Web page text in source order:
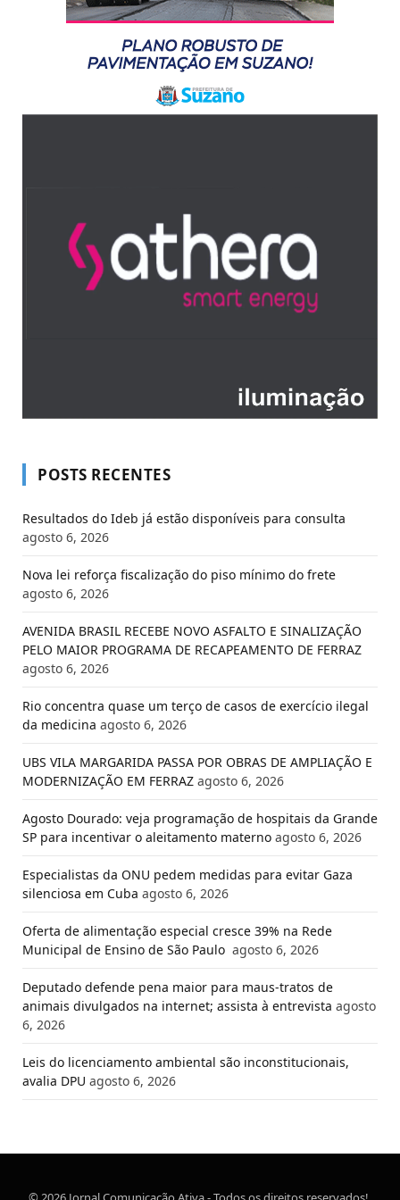
POSTS RECENTES
Resultados do Ideb já estão disponíveis para consulta
agosto 6, 2026
Nova lei reforça fiscalização do piso mínimo do frete
agosto 6, 2026
AVENIDA BRASIL RECEBE NOVO ASFALTO E SINALIZAÇÃO
PELO MAIOR PROGRAMA DE RECAPEAMENTO DE FERRAZ
agosto 6, 2026
Rio concentra quase um terço de casos de exercício ilegal
da medicina agosto 6, 2026
UBS VILA MARGARIDA PASSA POR OBRAS DE AMPLIAÇÃO E
MODERNIZAÇÃO EM FERRAZ agosto 6, 2026
Agosto Dourado: veja programação de hospitais da Grande
SP para incentivar o aleitamento materno agosto 6, 2026
Especialistas da ONU pedem medidas para evitar Gaza
silenciosa em Cuba agosto 6, 2026
Oferta de alimentação especial cresce 39% na Rede
Municipal de Ensino de São Paulo agosto 6, 2026
Deputado defende pena maior para maus-tratos de
animais divulgados na internet; assista à entrevista agosto
6, 2026
Leis do licenciamento ambiental são inconstitucionais,
avalia DPU agosto 6, 2026